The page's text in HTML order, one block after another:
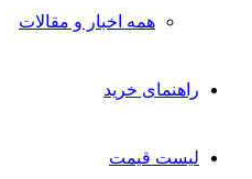
همه اخبار و مقالات
راهنمای خرید
لیست قیمت